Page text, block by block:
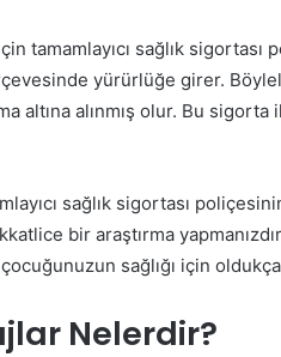
tamamlayıcı sağlık
yürürlüğe girer.
altına alınmış olur. Bu
sağlık sigortası
bir araştırma
sağlığı için
Nelerdir?